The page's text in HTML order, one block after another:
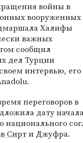
войны в
вооруженных
Халифы
важных
сообщил
дел Турции
интервью, его
переговоров в
дату
национального
Сирти Джуфра.